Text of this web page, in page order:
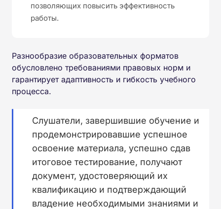
позволяющих повысить эффективность
работы.
Разнообразие образовательных форматов
обусловлено требованиями правовых норм и
гарантирует адаптивность и гибкость учебного
процесса.
Слушатели, завершившие обучение и
продемонстрировавшие успешное
освоение материала, успешно сдав
итоговое тестирование, получают
документ, удостоверяющий их
квалификацию и подтверждающий
владение необходимыми знаниями и